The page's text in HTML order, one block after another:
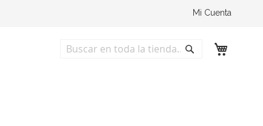
Mi Cuenta